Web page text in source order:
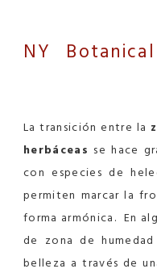
NY
La transición entre la
herbáceas se hace
con especies de
permiten marcar la
forma armónica. En
de zona de
belleza a través de